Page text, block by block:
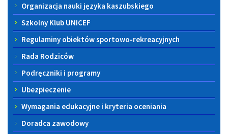
Organizacja nauki języka kaszubskiego
Szkolny Klub UNICEF
Regulaminy obiektów sportowo-rekreacyjnych
Rada Rodziców
Podręczniki i programy
Ubezpieczenie
Wymagania edukacyjne i kryteria oceniania
Doradca zawodowy